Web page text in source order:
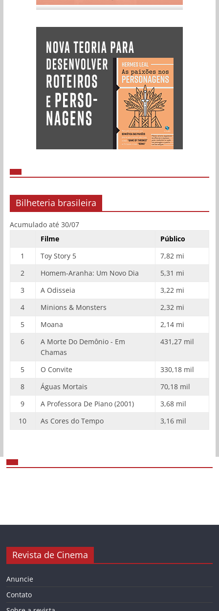
Bilheteria brasileira
Acumulado até 30/07
Filme
Público
1
Toy Story 5
7,82 mi
2
Homem-Aranha: Um Novo Dia
5,31 mi
3
A Odisseia
3,22 mi
4
Minions & Monsters
2,32 mi
5
Moana
2,14 mi
6
A Morte Do Demônio - Em
Chamas
431,27 mil
5 O Convite
330,18 mil
8
Águas Mortais
70,18 mil
9
A Professora De Piano (2001)
3,68 mil
10
As Cores do Tempo 3,16 mil
Revista de Cinema
Anuncie
Contato